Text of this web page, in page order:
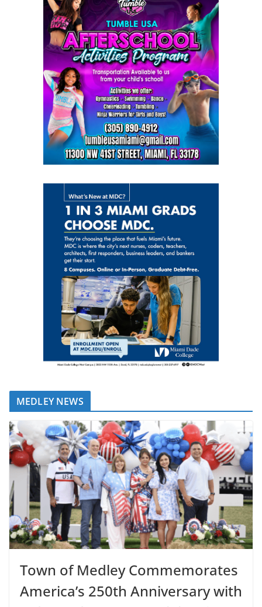
MEDLEY NEWS
Town of Medley Commemorates
America’s 250th Anniversary with